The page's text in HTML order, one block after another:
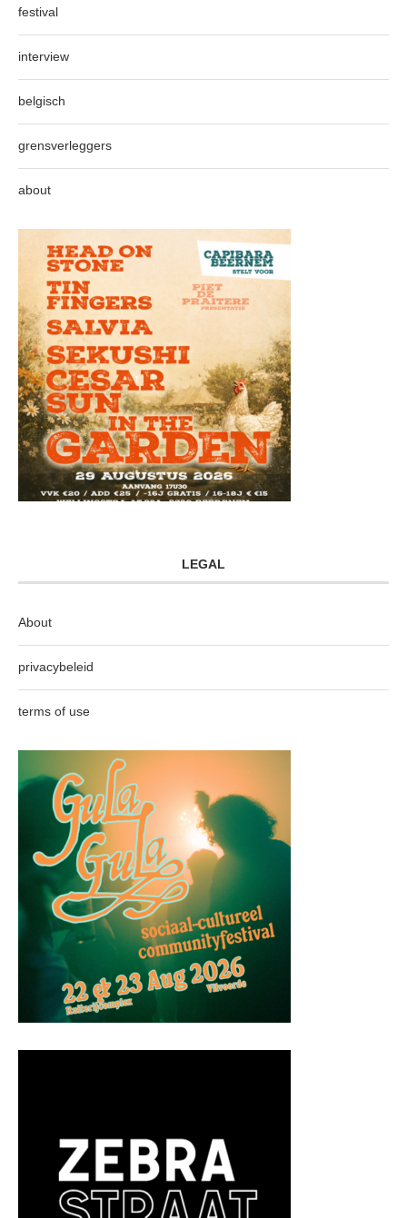
festival
interview
belgisch
grensverleggers
about
LEGAL
About
privacybeleid
terms of use